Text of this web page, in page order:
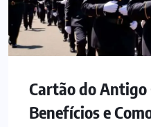
Cartão do
Benefícios e